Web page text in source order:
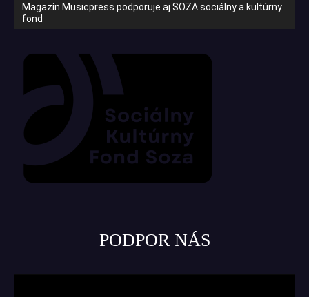
Magazín Musicpress podporuje aj SOZA sociálny a kultúrny
fond
PODPOR NÁS